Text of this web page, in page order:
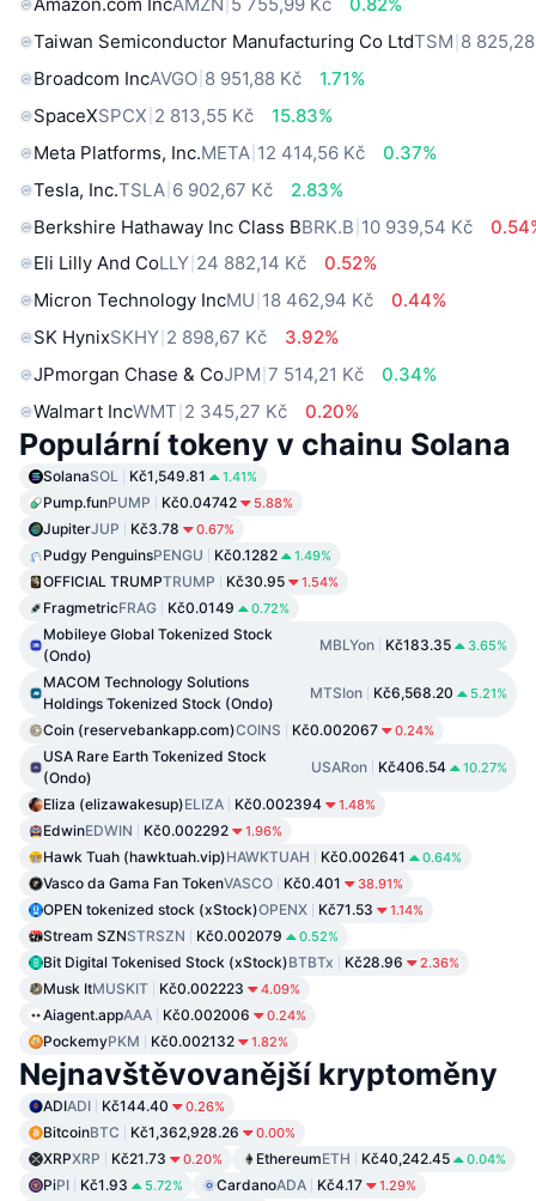
Taiwan Semiconductor Manufacturing Co LtdTSM 8
Broadcom IncAVGO 8 951,88 Kč
1.71%
SpaceXSPCX 2 813,55 Kč
15.83%
Meta Platforms, Inc.META 12 414,56 Kč
0.37%
Tesla, Inc.TSLA 6 902,67 Kč
2.83%
Berkshire Hathaway Inc Class BBRK.B 10 939,54 Kč
Eli Lilly And CoLLY 24 882,14 Kč
0.52%
Micron Technology IncMU 18 462,94 Kč
0.44%
SK HynixSKHY 2 898,67 Kč
3.92%
JPmorgan Chase & CoJPM 7 514,21 Kč
0.34%
Walmart IncWMT 2 345,27 Kč 0.20%
Populární tokeny v chainu Solana
SolanaSOL Kč1,549.81 1.41%
Pump.funPUMP Kč0.04742 5.88%
JupiterJUP Kč3.78 0.67%
Pudgy PenguinsPENGU Kč0.1282 1.49%
OFFICIAL TRUMPTRUMP Kč30.95 1.54%
FragmetricFRAG Kč0.0149 0.72%
Mobileye Global Tokenized Stock
(Ondo)
MBLYon Kč183.35 3.65%
MACOM Technology Solutions
Holdings Tokenized Stock (Ondo)
MTSIon Kč6,568.20 5.21%
Coin (reservebankapp.com)COINS Kč0.002067 0.24%
USA Rare Earth Tokenized Stock
(Ondo)
USARon Kč406.54 10.27%
Eliza (elizawakesup)ELIZA Kč0.002394 1.48%
EdwinEDWIN Kč0.002292 1.96%
Hawk Tuah (hawktuah.vip)HAWKTUAH Kč0.002641 0.64%
Vasco da Gama Fan TokenVASCO Kč0.401 38.91%
OPEN tokenized stock (xStock)OPENX Kč71.53 1.14%
Stream SZNSTRSZN Kč0.002079 0.52%
Bit Digital Tokenised Stock (xStock)BTBTx Kč28.96 2.36%
Musk ItMUSKIT Kč0.002223 4.09%
Aiagent.appAAA Kč0.002006 0.24%
PockemyPKM Kč0.002132 1.82%
Nejnavštěvovanější kryptoměny
ADIADI Kč144.40 0.26%
BitcoinBTC Kč1,362,928.26 0.00%
XRPXRP Kč21.73 0.20% EthereumETH Kč40,242.45 0.04%
PiPI Kč1.93 5.72% CardanoADA Kč4.17 1.29%